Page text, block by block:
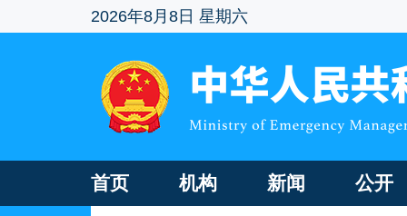
2026年8月8日 星期六
首页 机构 新闻 公开